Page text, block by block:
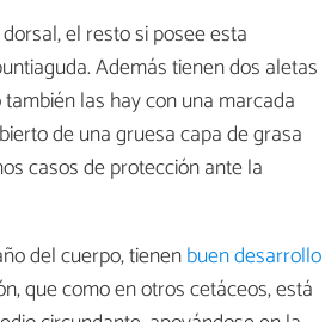
el resto si posee esta
Además tienen dos aletas
las hay con una marcada
de una gruesa capa de grasa
casos de protección ante la
del cuerpo, tienenbuen desarrollo
que como en otros cetáceos, está